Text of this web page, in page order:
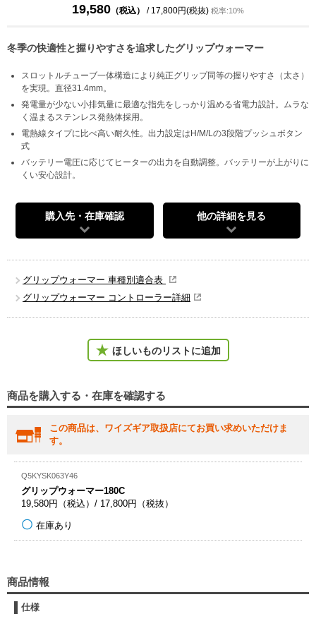
19,580 （税込） / 17,800円(税抜) 税率:10%
冬季の快適性と握りやすさを追求したグリップウォーマー
スロットルチューブ一体構造により純正グリップ同等の握りやすさ（太さ）
を実現。直径31.4mm。
発電量が少ない小排気量に最適な指先をしっかり温める省電力設計。ムラな
く温まるステンレス発熱体採用。
電熱線タイプに比べ高い耐久性。出力設定はH/M/Lの3段階プッシュボタン
式
バッテリー電圧に応じてヒーターの出力を自動調整。バッテリーが上がりに
くい安心設計。
購入先・在庫確認 他の詳細を見る
グリップウォーマー 車種別適合表
グリップウォーマー コントローラー詳細
ほしいものリストに追加
商品を購入する・在庫を確認する
この商品は、ワイズギア取扱店にてお買い求めいただけま
す。
Q5KYSK063Y46
グリップウォーマー180C
19,580円（税込）/ 17,800円（税抜）
在庫あり
商品情報
仕様